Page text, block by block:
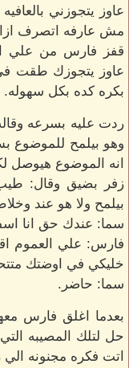
عاوز يتجوزني
مش عارفه اتصرف
قفز فارس من علي
عاوز يتجوزك طقت
بكره كده بكل سهوله.
ردت عليه بسرعه
وهو بيلمح للموضوع
انه الموضوع هيوصل
زفر بضيق وقال: طيب
بيلمح ولا هو عند
سما: عندك حق انا
فارس: علي العموم
خليكي في اوضتك
سما: حاضر.
بعدما اغلق فارس
حل لتلك المصيبه
اتت فكره مجنونه